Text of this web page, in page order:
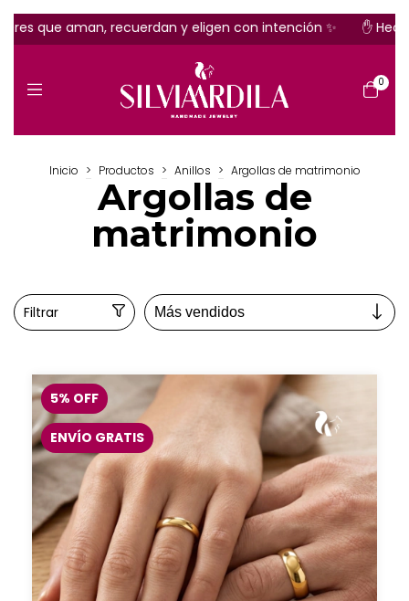
aman, recuerdan y eligen con intención ✨ ✋ Hecho a
0
Inicio > Productos > Anillos > Argollas de matrimonio
Argollas de
matrimonio
Filtrar
5% OFF
ENVÍO GRATIS